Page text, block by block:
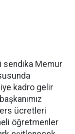
sendika Memur
kadro gelir
ücretleri
öğretmenler